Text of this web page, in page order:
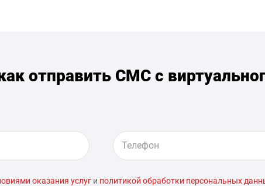
отправить СМС с
оказания услуг и политикой обработки персональных